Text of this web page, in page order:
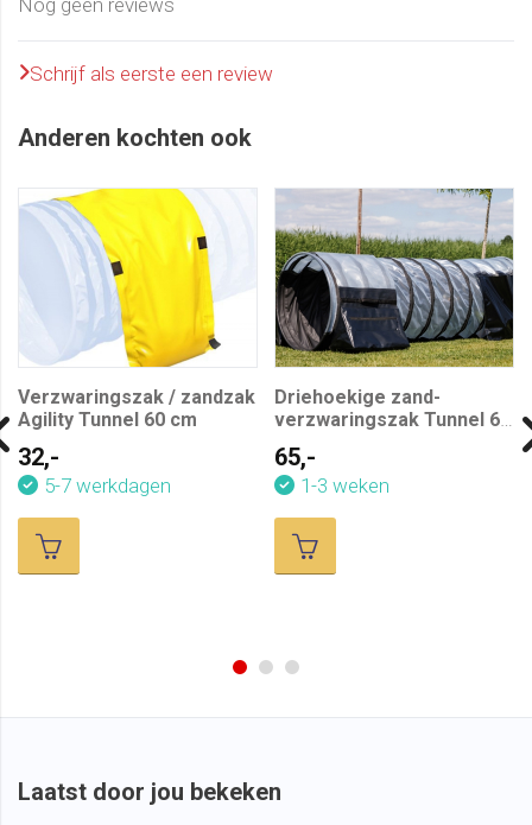
Nog geen reviews
Schrijf als eerste een review
Anderen kochten ook
Verzwaringszak / zandzak
Agility Tunnel 60 cm
32,-
5-7 werkdagen
Driehoekige zand-
verzwaringszak Tunnel 60
cm
65,-
1-3 weken
Laatst door jou bekeken